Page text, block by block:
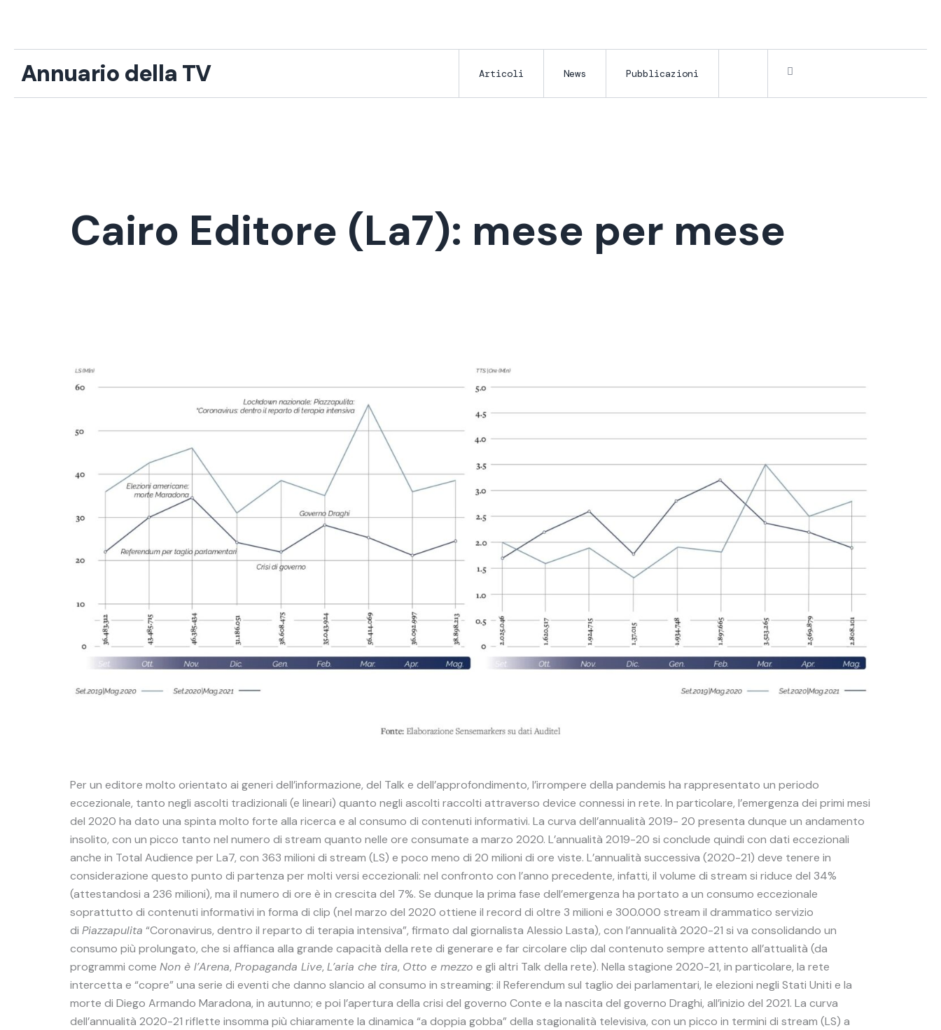
Annuario della TV Articoli News Pubblicazioni
Cairo Editore (La7): mese per mese
Per un editore molto orientato ai generi dell’informazione, del Talk e dell’approfondimento, l’irrompere della pandemis ha rappresentato un periodo
eccezionale, tanto negli ascolti tradizionali (e lineari) quanto negli ascolti raccolti attraverso device connessi in rete. In particolare, l’emergenza dei primi mesi
del 2020 ha dato una spinta molto forte alla ricerca e al consumo di contenuti informativi. La curva dell’annualità 2019- 20 presenta dunque un andamento
insolito, con un picco tanto nel numero di stream quanto nelle ore consumate a marzo 2020. L’annualità 2019-20 si conclude quindi con dati eccezionali
anche in Total Audience per La7, con 363 milioni di stream (LS) e poco meno di 20 milioni di ore viste. L’annualità successiva (2020-21) deve tenere in
considerazione questo punto di partenza per molti versi eccezionali: nel confronto con l’anno precedente, infatti, il volume di stream si riduce del 34%
(attestandosi a 236 milioni), ma il numero di ore è in crescita del 7%. Se dunque la prima fase dell’emergenza ha portato a un consumo eccezionale
soprattutto di contenuti informativi in forma di clip (nel marzo del 2020 ottiene il record di oltre 3 milioni e 300.000 stream il drammatico servizio
di Piazzapulita “Coronavirus, dentro il reparto di terapia intensiva”, firmato dal giornalista Alessio Lasta), con l’annualità 2020-21 si va consolidando un
consumo più prolungato, che si affianca alla grande capacità della rete di generare e far circolare clip dal contenuto sempre attento all’attualità (da
programmi come Non è l’Arena, Propaganda Live, L’aria che tira, Otto e mezzo e gli altri Talk della rete). Nella stagione 2020-21, in particolare, la rete
intercetta e “copre” una serie di eventi che danno slancio al consumo in streaming: il Referendum sul taglio dei parlamentari, le elezioni negli Stati Uniti e la
morte di Diego Armando Maradona, in autunno; e poi l’apertura della crisi del governo Conte e la nascita del governo Draghi, all’inizio del 2021. La curva
dell’annualità 2020-21 riflette insomma più chiaramente la dinamica “a doppia gobba” della stagionalità televisiva, con un picco in termini di stream (LS) a